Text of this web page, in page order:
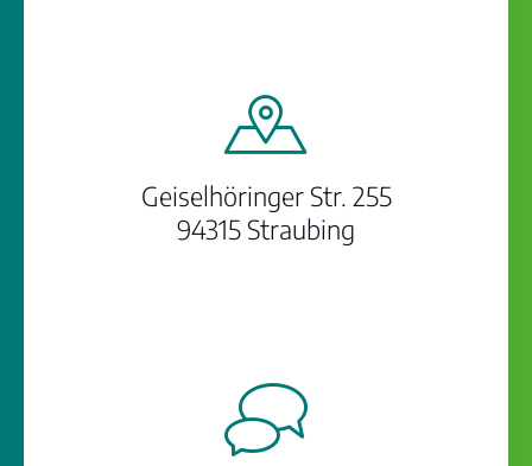
Geiselhöringer Str. 255
94315 Straubing